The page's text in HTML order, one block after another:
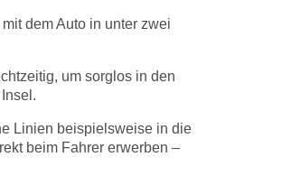
dem Auto in unter zwei
um sorglos in den
Linien beispielsweise in die
beim Fahrer erwerben –